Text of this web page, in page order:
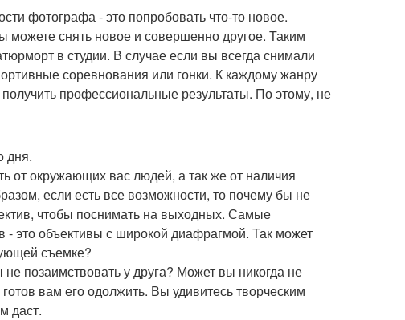
фотографа - это попробовать что-то новое.
можете снять новое и совершенно другое. Таким
в студии. В случае если вы всегда снимали
соревнования или гонки. К каждому жанру
профессиональные результаты. По этому, не
дня.
от окружающих вас людей, а так же от наличия
если есть все возможности, то почему бы не
чтобы поснимать на выходных. Самые
это объективы с широкой диафрагмой. Так может
съемке?
позаимствовать у друга? Может вы никогда не
вам его одолжить. Вы удивитесь творческим
даст.